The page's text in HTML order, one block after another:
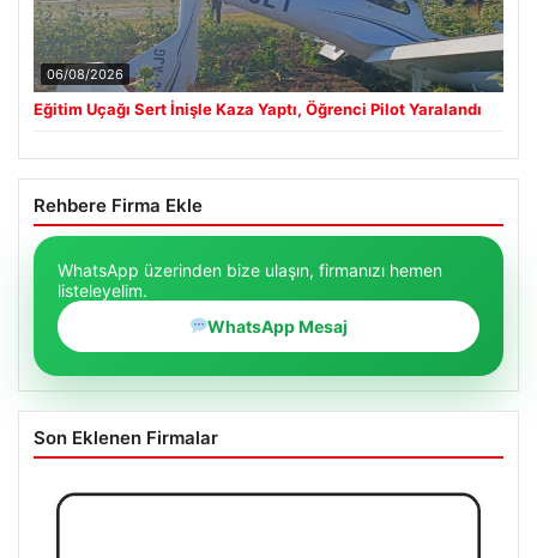
06/08/2026
Eğitim Uçağı Sert İnişle Kaza Yaptı, Öğrenci Pilot Yaralandı
Rehbere Firma Ekle
WhatsApp üzerinden bize ulaşın, firmanızı hemen
listeleyelim.
WhatsApp Mesaj
Son Eklenen Firmalar